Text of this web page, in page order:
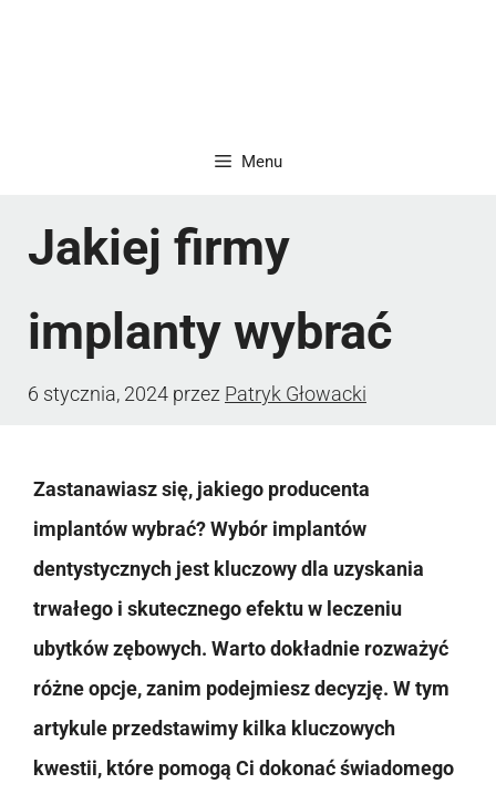
Menu
Jakiej firmy
implanty wybrać
6 stycznia, 2024 przez Patryk Głowacki
Zastanawiasz się, jakiego producenta
implantów wybrać? Wybór implantów
dentystycznych jest kluczowy dla uzyskania
trwałego i skutecznego efektu w leczeniu
ubytków zębowych. Warto dokładnie rozważyć
różne opcje, zanim podejmiesz decyzję. W tym
artykule przedstawimy kilka kluczowych
kwestii, które pomogą Ci dokonać świadomego